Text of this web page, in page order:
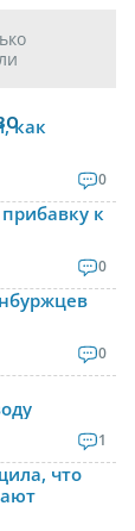
как
0
к
0
0
1
что